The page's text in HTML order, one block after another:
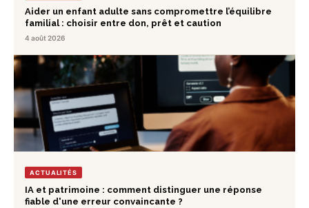
Aider un enfant adulte sans compromettre l’équilibre
familial : choisir entre don, prêt et caution
4 août 2026
ACTUALITÉS
IA et patrimoine : comment distinguer une réponse
fiable d'une erreur convaincante ?